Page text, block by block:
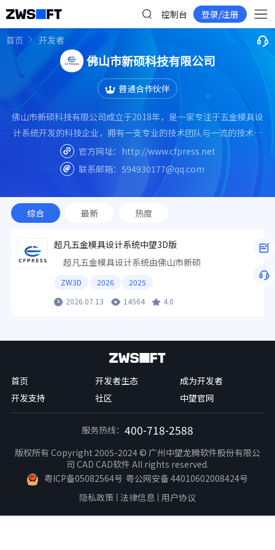
控制台 登录/注册
首页 开发者
佛山市新硕科技有限公司
普通合作伙伴
佛山市新硕科技有限公司成立于2018年，是一家专注于五金模具设
计系统开发的科技企业，拥有一支专业的技术团队与一流的技术，
致力于为企业提供高效的全3D设计解决方案。公司产品基于NX与
中望3D软件平台，独立自主开发了超凡五金模具设计系统，已经为
海信模具、海尔、美的、华帝、万和、敏实集团、东莞品合、深圳
凯中等120多家知名企业提供服务与技术支持，同时超凡五金模具
官方网址： http://www.cfpress.net
联系邮箱： 594930177@qq.com
综合 最新 热度
超凡五金模具设计系统中望3D版
超凡五金模具设计系统由佛山市新硕
ZW3D 2026
2025
2026.07.13
14564 4.0
首页 开发者生态
成为开发者
开发支持
社区 中望官网
服务热线： 400-718-2588
版权所有 Copyright 2005-2024 © 广州中望龙腾软件股份有限公
司 CAD CAD软件 All rights reserved.
粤ICP备05082564号 粤公网安备 44010602008424号
隐私政策 | 法律信息 | 用户协议